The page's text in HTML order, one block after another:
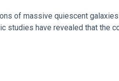
of massive quiescent
studies have revealed that the